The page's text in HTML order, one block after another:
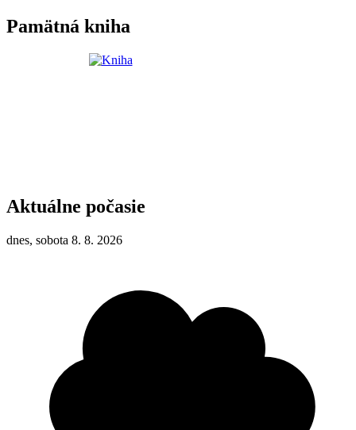
Pamätná kniha
Aktuálne počasie
dnes, sobota 8. 8. 2026